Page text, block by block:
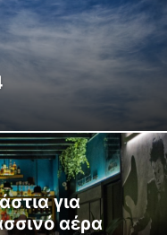
για
αέρα